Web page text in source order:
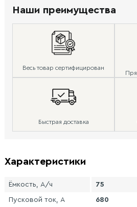
Наши преимущества
Весь товар сертифицирован
Быстрая доставка
Характеристики
Ёмкость, А/ч 75
Пусковой ток, А 680